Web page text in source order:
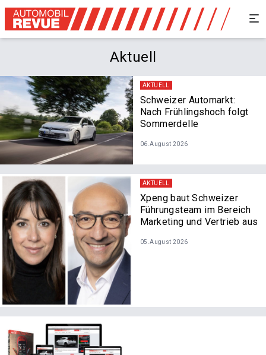
Aktuell
AKTUELL
Schweizer Automarkt:
Nach Frühlingshoch folgt
Sommerdelle
06.August 2026
AKTUELL
Xpeng baut Schweizer
Führungsteam im Bereich
Marketing und Vertrieb aus
05.August 2026